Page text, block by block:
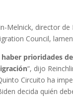
Melnick, director de
Council,
prioridades
“, dijo
Circuito ha
decida quién